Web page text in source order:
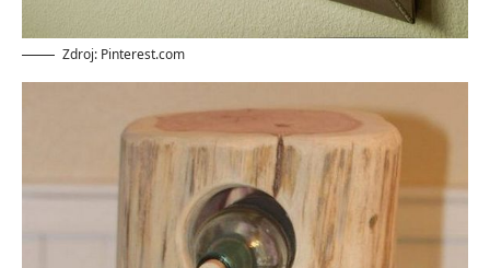
Zdroj: Pinterest.com